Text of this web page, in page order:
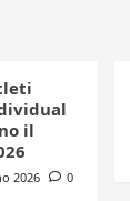
il
2026 0